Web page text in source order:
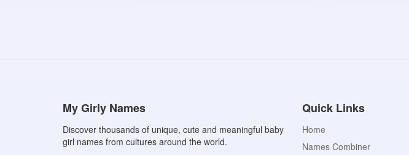
My Girly Names
Discover thousands of unique, cute and meaningful baby
girl names from cultures around the world.
Quick Links
Home
Names Combiner